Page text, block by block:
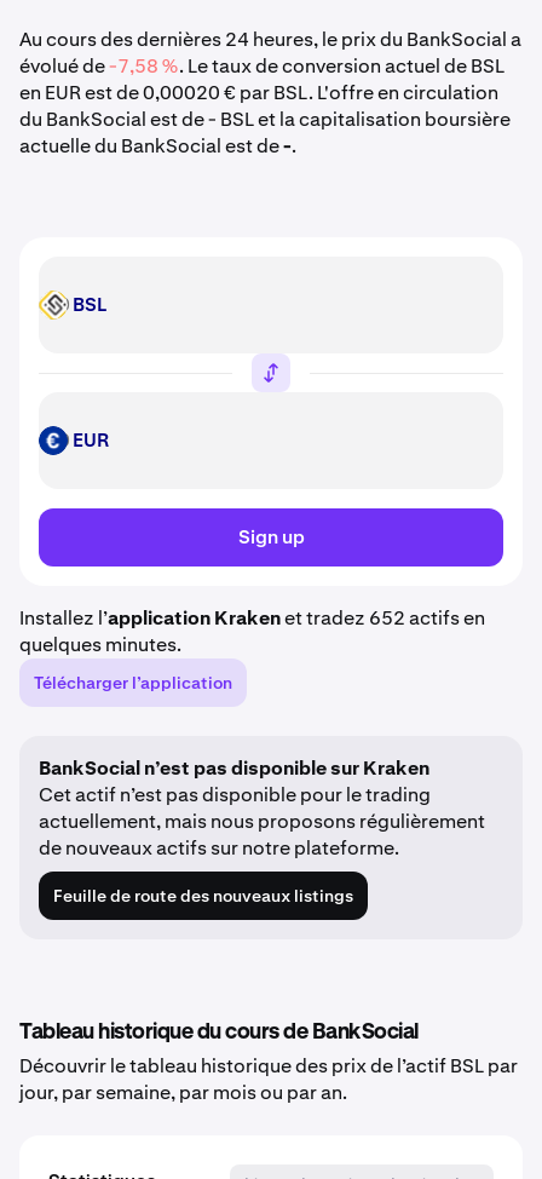
Au cours des dernières 24 heures, le prix du BankSocial a
évolué de-7,58 %. Le taux de conversion actuel de BSL
en EUR est de 0,00020 € par BSL. L'offre en circulation
du BankSocial est de - BSL et la capitalisation boursière
actuelle du BankSocial est de-.
BSL BSL
EUR EUR
Sign up
Installez l’application Krakenet tradez 652 actifs en
quelques minutes.
Télécharger l’application
BankSocial n’est pas disponible sur Kraken
Cet actif n’est pas disponible pour le trading
actuellement, mais nous proposons régulièrement
de nouveaux actifs sur notre plateforme.
Feuille de route des nouveaux listings
Tableau historique du cours de BankSocial
Découvrir le tableau historique des prix de l’actif BSL par
jour, par semaine, par mois ou par an.